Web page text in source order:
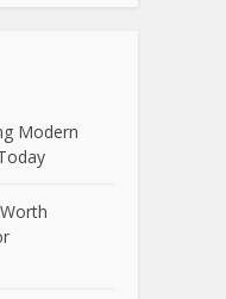
Modern